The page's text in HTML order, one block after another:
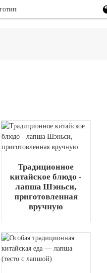
+86 8619946512999
Традиционное
китайское блюдо -
лапша Шэньси,
приготовленная
вручную